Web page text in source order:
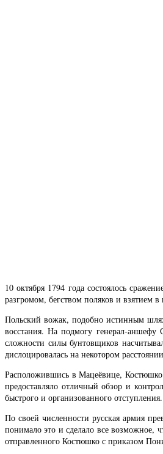
10 октября 1794 года состоялось
разгромом, бегством поляков и взятием
Польский вожак, подобно истинным
восстания. На подмогу генерал-аншефу
сложности силы бунтовщиков
дислоцировалась на некотором
Расположившись в Мацеёвице, Костюшко
предоставляло отличный обзор и
быстрого и организованного отступления.
По своей численности русская армия
понимало это и сделало все возможное,
отправленного Костюшко с приказом